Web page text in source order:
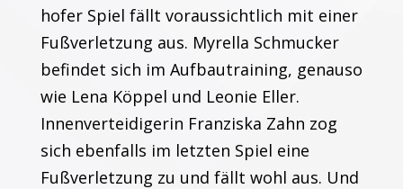
hofer Spiel fällt voraussichtlich mit einer
Fußverletzung aus. Myrella Schmucker
befindet sich im Aufbautraining, genauso
wie Lena Köppel und Leonie Eller.
Innenverteidigerin Franziska Zahn zog
sich ebenfalls im letzten Spiel eine
Fußverletzung zu und fällt wohl aus. Und